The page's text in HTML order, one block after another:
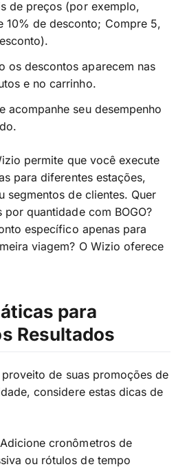
de preços (por exemplo,
10% de desconto; Compre 5,
os descontos aparecem nas
e no carrinho.
acompanhe seu desempenho
permite que você execute
para diferentes estações,
segmentos de clientes. Quer
quantidade com BOGO?
específico apenas para
viagem? O Wizio oferece
para
Resultados
de suas promoções de
considere estas dicas de
Adicione cronômetros de
ou rótulos de tempo